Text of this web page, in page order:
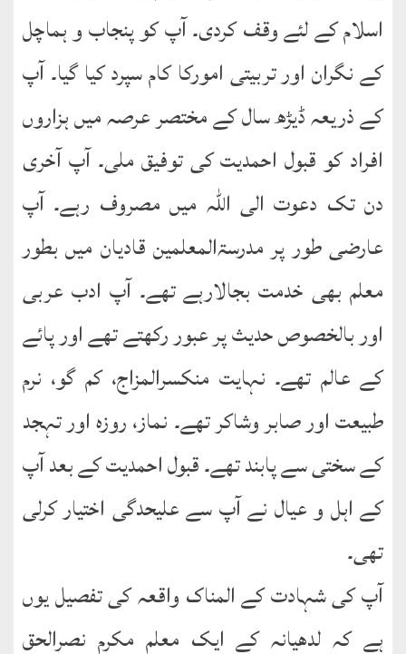
کتب
مِرقاتُ
فی
حَیاتِ
نورالدّین
کتب
سلسلہ
اسلام کے لئے وقف کردی۔ آپ کو پنجاب و ہماچل
کے نگران اور تربیتی امورکا کام سپرد کیا گیا۔ آپ
کے ذریعہ ڈیڑھ سال کے مختصر عرصہ میں ہزاروں
افراد کو قبول احمدیت کی توفیق ملی۔ آپ آخری
دن تک دعوت الی اللہ میں مصروف رہے۔ آپ
عارضی طور پر مدرسۃالمعلمین قادیان میں بطور
معلم بھی خدمت بجالارہے تھے۔ آپ ادب عربی
اور بالخصوص حدیث پر عبور رکھتے تھے اور پائے
کے عالم تھے۔ نہایت منکسرالمزاج، کم گو، نرم
طبیعت اور صابر وشاکر تھے۔ نماز، روزہ اور تہجد
کے سختی سے پابند تھے۔ قبول احمدیت کے بعد آپ
کے اہل و عیال نے آپ سے علیحدگی اختیار کرلی
تھی۔
آپ کی شہادت کے المناک واقعہ کی تفصیل یوں
ہے کہ لدھیانہ کے ایک معلم مکرم نصرالحق